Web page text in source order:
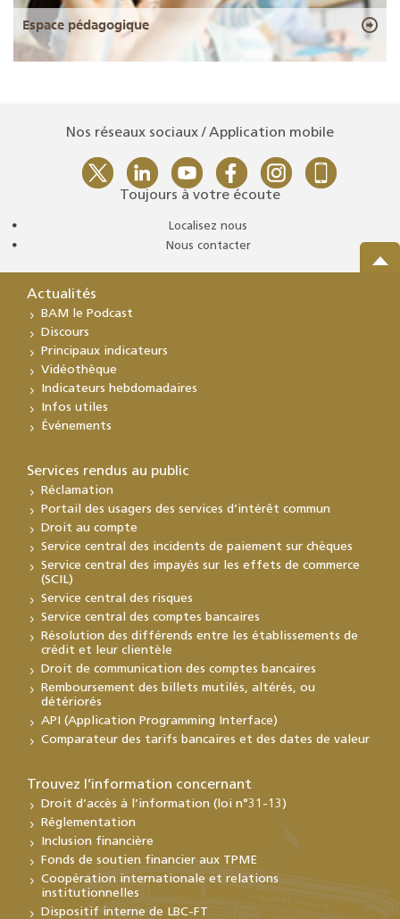
Espace pédagogique
Nos réseaux sociaux / Application mobile
Toujours à votre écoute
Localisez nous
Nous contacter
Actualités
BAM le Podcast
Discours
Principaux indicateurs
Vidéothèque
Indicateurs hebdomadaires
Infos utiles
Événements
Services rendus au public
Réclamation
Portail des usagers des services d’intérêt commun
Droit au compte
Service central des incidents de paiement sur chèques
Service central des impayés sur les effets de commerce
(SCIL)
Service central des risques
Service central des comptes bancaires
Résolution des différends entre les établissements de
crédit et leur clientèle
Droit de communication des comptes bancaires
Remboursement des billets mutilés, altérés, ou
détériorés
API (Application Programming Interface)
Comparateur des tarifs bancaires et des dates de valeur
Trouvez l’information concernant
Droit d’accès à l’information (loi n°31-13)
Réglementation
Inclusion financière
Fonds de soutien financier aux TPME
Coopération internationale et relations
institutionnelles
Dispositif interne de LBC-FT